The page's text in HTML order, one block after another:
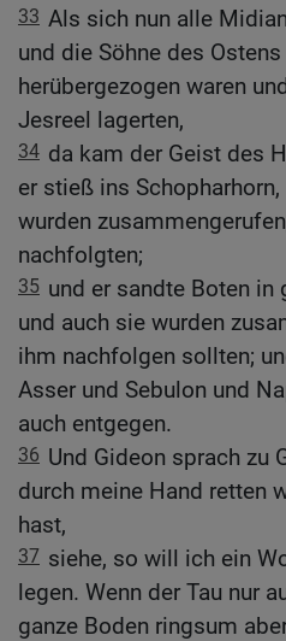
33 Als sich nun alle
und die Söhne des
herübergezogen waren
Jesreel lagerten,
34 da kam der Geist des
er stieß ins
wurden
nachfolgten;
35 und er sandte Boten in
und auch sie wurden
ihm nachfolgen sollten;
Asser und Sebulon und
auch entgegen.
36 Und Gideon sprach zu
durch meine Hand retten
hast,
37 siehe, so will ich ein
legen. Wenn der Tau nur
ganze Boden ringsum